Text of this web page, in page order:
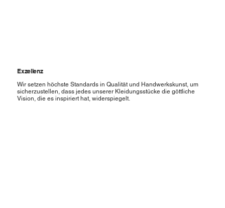
Exzellenz
Wir setzen höchste Standards in Qualität und Handwerkskunst, um
sicherzustellen, dass jedes unserer Kleidungsstücke die göttliche
Vision, die es inspiriert hat, widerspiegelt.